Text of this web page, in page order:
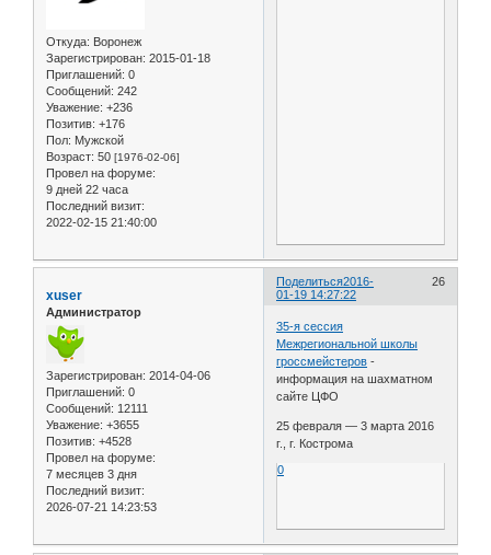
Откуда: Воронеж
Зарегистрирован: 2015-01-18
Приглашений: 0
Сообщений: 242
Уважение: +236
Позитив: +176
Пол: Мужской
Возраст: 50 [1976-02-06]
Провел на форуме:
9 дней 22 часа
Последний визит:
2022-02-15 21:40:00
Поделиться 26
2016-
01-19 14:27:22
xuser
Администратор
Зарегистрирован: 2014-04-06
Приглашений: 0
Сообщений: 12111
Уважение: +3655
Позитив: +4528
Провел на форуме:
7 месяцев 3 дня
Последний визит:
2026-07-21 14:23:53
35-я сессия
Межрегиональной школы
гроссмейстеров -
информация на шахматном
сайте ЦФО
25 февраля — 3 марта 2016
г., г. Кострома
0